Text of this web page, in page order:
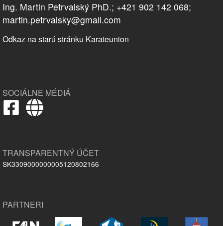
Ing. Martin Petrvalský PhD.; +421 902 142 068;
martin.petrvalsky@gmail.com
Odkaz na starú stránku Karateunion
SOCIÁLNE MÉDIÁ
,
TRANSPARENTNÝ ÚČET
SK3309000000005120802166
PARTNERI